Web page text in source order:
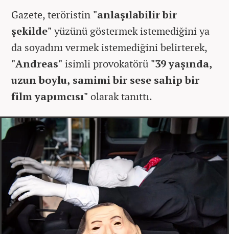
Gazete, teröristin "anlaşılabilir bir
şekilde"yüzünü göstermek istemediğini ya
da soyadını vermek istemediğini belirterek,
"Andreas" isimli provokatörü "39 yaşında,
uzun boylu, samimi bir sese sahip bir
film yapımcısı" olarak tanıttı.